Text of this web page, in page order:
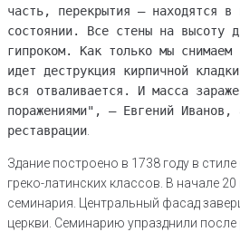
часть, перекрытия — находятся в
состоянии. Все стены на высоту
гипроком. Как только мы
идет деструкция кирпичной
вся отваливается. И масса
поражениями", — Евгений Иванов,
реставрации.
Здание построено в 1738 году в
греко-латинских классов. В начале
семинария. Центральный фасад
церкви. Семинарию упразднили